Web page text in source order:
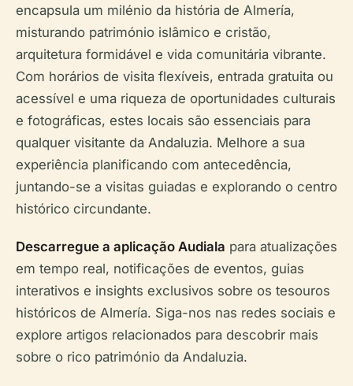
encapsula um milénio da história de Almería,
misturando património islâmico e cristão,
arquitetura formidável e vida comunitária vibrante.
Com horários de visita flexíveis, entrada gratuita ou
acessível e uma riqueza de oportunidades culturais
e fotográficas, estes locais são essenciais para
qualquer visitante da Andaluzia. Melhore a sua
experiência planificando com antecedência,
juntando-se a visitas guiadas e explorando o centro
histórico circundante.
Descarregue a aplicação Audiala para atualizações
em tempo real, notificações de eventos, guias
interativos e insights exclusivos sobre os tesouros
históricos de Almería. Siga-nos nas redes sociais e
explore artigos relacionados para descobrir mais
sobre o rico património da Andaluzia.